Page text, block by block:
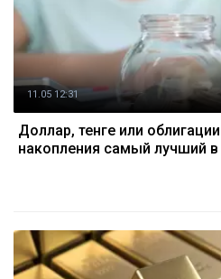
11.05 12:31
Доллар, тенге или
накопления самый лучший в